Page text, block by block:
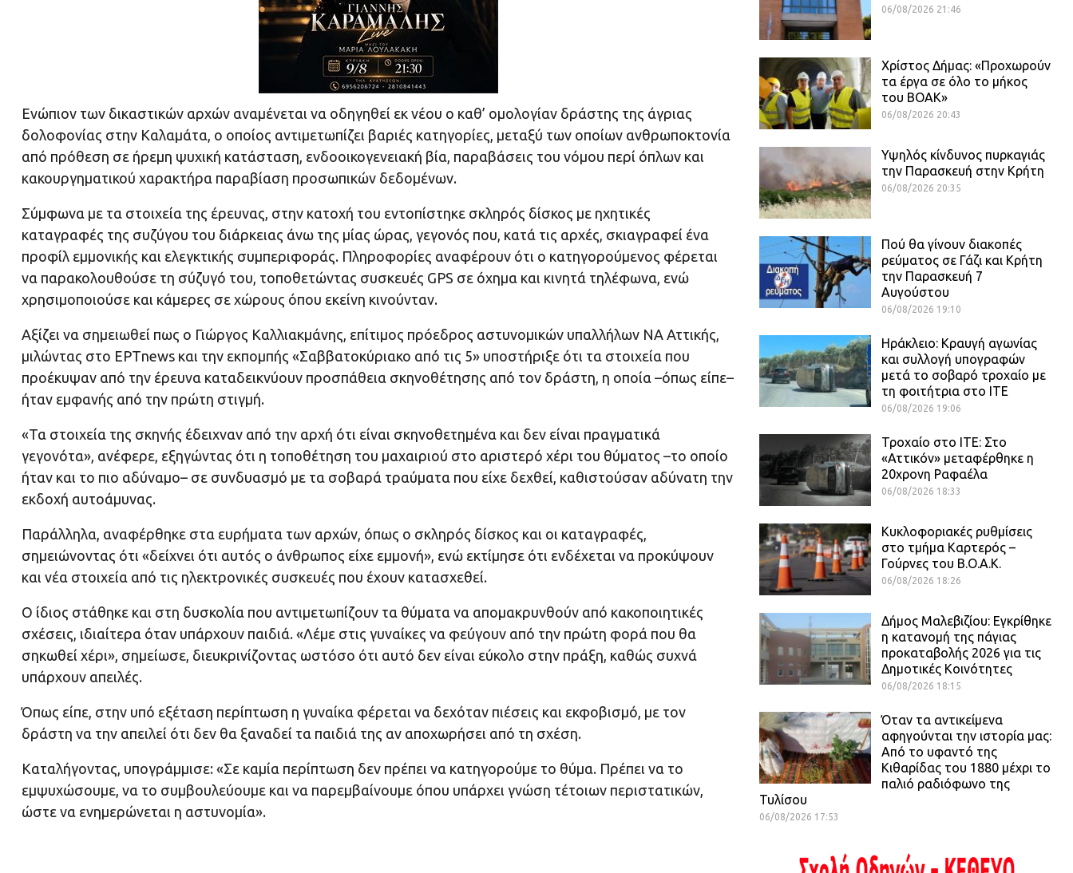
Ενώπιον των δικαστικών αρχών αναμένεται να οδηγηθεί εκ νέου ο καθ’ ομολογίαν δράστης της άγριας
δολοφονίας στην Καλαμάτα, ο οποίος αντιμετωπίζει βαριές κατηγορίες, μεταξύ των οποίων ανθρωποκτονία
από πρόθεση σε ήρεμη ψυχική κατάσταση, ενδοοικογενειακή βία, παραβάσεις του νόμου περί όπλων και
κακουργηματικού χαρακτήρα παραβίαση προσωπικών δεδομένων.
Σύμφωνα με τα στοιχεία της έρευνας, στην κατοχή του εντοπίστηκε σκληρός δίσκος με ηχητικές
καταγραφές της συζύγου του διάρκειας άνω της μίας ώρας, γεγονός που, κατά τις αρχές, σκιαγραφεί ένα
προφίλ εμμονικής και ελεγκτικής συμπεριφοράς. Πληροφορίες αναφέρουν ότι ο κατηγορούμενος φέρεται
να παρακολουθούσε τη σύζυγό του, τοποθετώντας συσκευές GPS σε όχημα και κινητά τηλέφωνα, ενώ
χρησιμοποιούσε και κάμερες σε χώρους όπου εκείνη κινούνταν.
Αξίζει να σημειωθεί πως ο Γιώργος Καλλιακμάνης, επίτιμος πρόεδρος αστυνομικών υπαλλήλων ΝΑ Αττικής,
μιλώντας στο ΕΡΤnews και την εκπομπής «Σαββατοκύριακο από τις 5» υποστήριξε ότι τα στοιχεία που
προέκυψαν από την έρευνα καταδεικνύουν προσπάθεια σκηνοθέτησης από τον δράστη, η οποία –όπως είπε–
ήταν εμφανής από την πρώτη στιγμή.
«Τα στοιχεία της σκηνής έδειχναν από την αρχή ότι είναι σκηνοθετημένα και δεν είναι πραγματικά
γεγονότα», ανέφερε, εξηγώντας ότι η τοποθέτηση του μαχαιριού στο αριστερό χέρι του θύματος –το οποίο
ήταν και το πιο αδύναμο– σε συνδυασμό με τα σοβαρά τραύματα που είχε δεχθεί, καθιστούσαν αδύνατη την
εκδοχή αυτοάμυνας.
Παράλληλα, αναφέρθηκε στα ευρήματα των αρχών, όπως ο σκληρός δίσκος και οι καταγραφές,
σημειώνοντας ότι «δείχνει ότι αυτός ο άνθρωπος είχε εμμονή», ενώ εκτίμησε ότι ενδέχεται να προκύψουν
και νέα στοιχεία από τις ηλεκτρονικές συσκευές που έχουν κατασχεθεί.
Ο ίδιος στάθηκε και στη δυσκολία που αντιμετωπίζουν τα θύματα να απομακρυνθούν από κακοποιητικές
σχέσεις, ιδιαίτερα όταν υπάρχουν παιδιά. «Λέμε στις γυναίκες να φεύγουν από την πρώτη φορά που θα
σηκωθεί χέρι», σημείωσε, διευκρινίζοντας ωστόσο ότι αυτό δεν είναι εύκολο στην πράξη, καθώς συχνά
υπάρχουν απειλές.
Όπως είπε, στην υπό εξέταση περίπτωση η γυναίκα φέρεται να δεχόταν πιέσεις και εκφοβισμό, με τον
δράστη να την απειλεί ότι δεν θα ξαναδεί τα παιδιά της αν αποχωρήσει από τη σχέση.
Καταλήγοντας, υπογράμμισε: «Σε καμία περίπτωση δεν πρέπει να κατηγορούμε το θύμα. Πρέπει να το
εμψυχώσουμε, να το συμβουλεύουμε και να παρεμβαίνουμε όπου υπάρχει γνώση τέτοιων περιστατικών,
ώστε να ενημερώνεται η αστυνομία».
06/08/2026 21:46
Χρίστος Δήμας: «Προχωρούν
τα έργα σε όλο το μήκος
του ΒΟΑΚ»
06/08/2026 20:43
Υψηλός κίνδυνος πυρκαγιάς
την Παρασκευή στην Κρήτη
06/08/2026 20:35
Πού θα γίνουν διακοπές
ρεύματος σε Γάζι και Κρήτη
την Παρασκευή 7
Αυγούστου
06/08/2026 19:10
Ηράκλειο: Κραυγή αγωνίας
και συλλογή υπογραφών
μετά το σοβαρό τροχαίο με
τη φοιτήτρια στο ΙΤΕ
06/08/2026 19:06
Τροχαίο στο ΙΤΕ: Στο
«Αττικόν» μεταφέρθηκε η
20χρονη Ραφαέλα
06/08/2026 18:33
Κυκλοφοριακές ρυθμίσεις
στο τμήμα Καρτερός –
Γούρνες του Β.Ο.Α.Κ.
06/08/2026 18:26
Δήμος Μαλεβιζίου: Εγκρίθηκε
η κατανομή της πάγιας
προκαταβολής 2026 για τις
Δημοτικές Κοινότητες
06/08/2026 18:15
Όταν τα αντικείμενα
αφηγούνται την ιστορία μας:
Από το υφαντό της
Κιθαρίδας του 1880 μέχρι το
παλιό ραδιόφωνο της
Τυλίσου
06/08/2026 17:53